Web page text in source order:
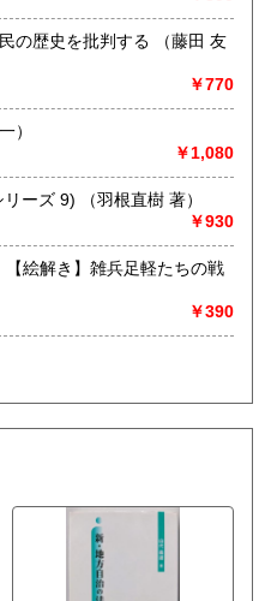
を批判する （藤田 友
￥770
公一）
￥1,080
羽根直樹 (囲碁文庫 打碁鑑賞シリーズ 9) （羽根直樹 著）
￥930
【絵解き】雑兵足軽たちの戦
￥390